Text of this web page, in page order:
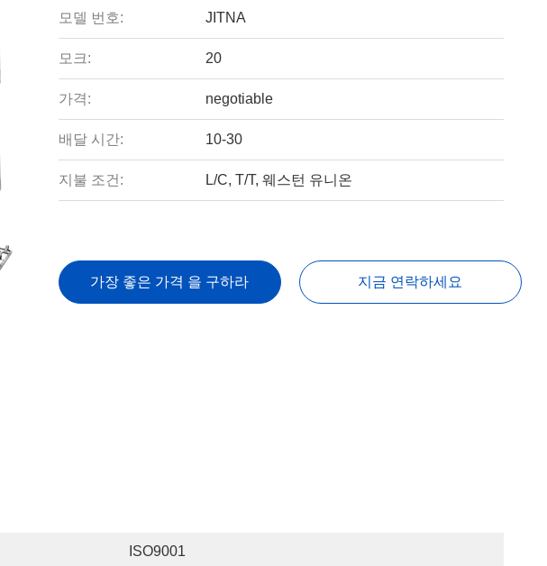
모델 번호: JITNA
모크: 20
가격: negotiable
배달 시간: 10-30
지불 조건: L/C, T/T, 웨스턴 유니온
가장 좋은 가격 을 구하라 지금 연락하세요
ISO9001